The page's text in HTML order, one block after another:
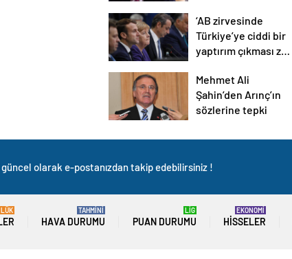
ayrılmaz bir
parçasıdır!
‘AB zirvesinde
Türkiye’ye ciddi bir
yaptırım çıkması zor,
Birliği engeli var’
Mehmet Ali
Şahin’den Arınç’ın
sözlerine tepki
olarak e-postanızdan takip edebilirsiniz !
HAVA DURUMU
TAHMİNİ
PUAN DURUMU
LİG
HISSELER
EKONOMİ